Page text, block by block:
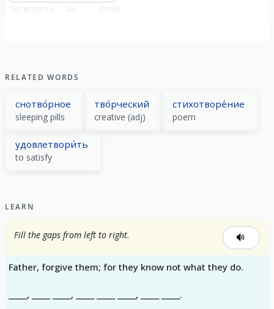
затвори́ть
RELATED WORDS
снотво́рное
sleeping pills
тво́рческий
creative (adj)
стихотворе́ние
poem
удовлетвори́ть
to satisfy
LEARN
Fill the gaps from left to right.
Father, forgive them; for they know not what they do.
_____, _____ _____, _____ _____ _____, _____ _____.